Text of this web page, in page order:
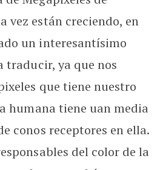
vez están creciendo, en
un interesantísimo
traducir, ya que nos
que tiene nuestro
humana tiene uan media
conos receptores en ella.
del color de la